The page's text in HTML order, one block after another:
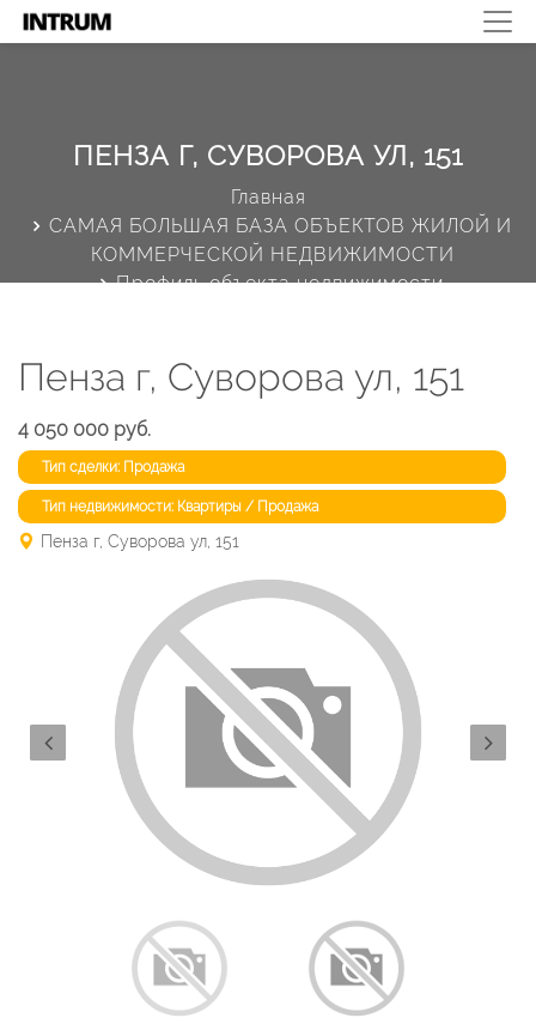
ПЕНЗА Г, СУВОРОВА УЛ, 151
Главная
САМАЯ БОЛЬШАЯ БАЗА ОБЪЕКТОВ ЖИЛОЙ И
КОММЕРЧЕСКОЙ НЕДВИЖИМОСТИ
Профиль объекта недвижимости
Пенза г, Суворова ул, 151
4 050 000 руб.
Тип сделки: Продажа
Тип недвижимости: Квартиры / Продажа
Пенза г, Суворова ул, 151